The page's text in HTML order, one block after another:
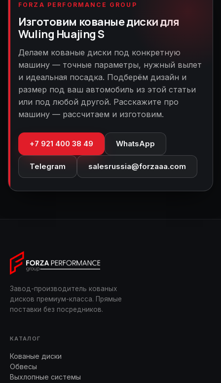
FORZA PERFORMANCE GROUP
Изготовим кованые диски для
Wuling Huajing S
Делаем кованые диски под конкретную
машину — точные параметры, нужный вылет
и идеальная посадка. Подберём дизайн и
размер под ваш автомобиль из этой статьи
или под любой другой. Расскажите про
машину — рассчитаем и изготовим.
+7 921 400 38 49 WhatsApp
Telegram salesrussia@forzaaa.com
Завод-производитель кованых
дисков премиум-класса. Прямые
поставки без посредников.
КАТАЛОГ
Кованые диски
Обвесы
Выхлопные системы